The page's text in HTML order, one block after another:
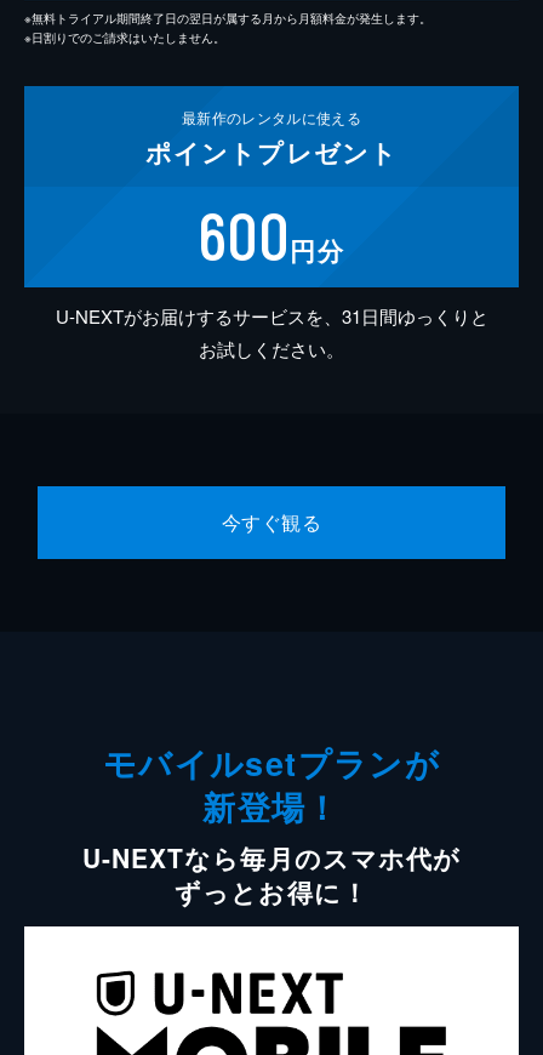
※無料トライアル期間終了日の翌日が属する月から月額料金が発生します。
※日割りでのご請求はいたしません。
最新作のレンタルに使える
ポイント プレゼント
600円分
U-NEXTがお届けするサービスを、31日間ゆっくりと
お試しください。
今すぐ観る
モバイルsetプランが
新登場！
U-NEXTなら毎月のスマホ代が
ずっとお得に！